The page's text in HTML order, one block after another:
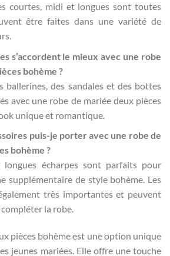
courtes, midi et longues sont toutes
être faites dans une variété de
s’accordent le mieux avec une robe
bohème ?
ballerines, des sandales et des bottes
avec une robe de mariée deux pièces
unique et romantique.
puis-je porter avec une robe de
bohème ?
écharpes sont parfaits pour
supplémentaire de style bohème. Les
très importantes et peuvent
la robe.
pièces bohème est une option unique
jeunes mariées. Elle offre une touche